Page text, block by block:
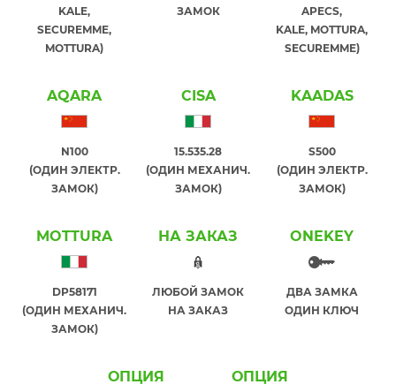
KALE,
SECUREMME,
MOTTURA)
ЗАМОК
APECS,
KALE, MOTTURA,
SECUREMME)
AQARA
N100
(ОДИН ЭЛЕКТР.
ЗАМОК)
CISA
15.535.28
(ОДИН МЕХАНИЧ.
ЗАМОК)
KAADAS
S500
(ОДИН ЭЛЕКТР.
ЗАМОК)
MOTTURA
DP58171
(ОДИН МЕХАНИЧ.
ЗАМОК)
НА ЗАКАЗ
ЛЮБОЙ ЗАМОК
НА ЗАКАЗ
ONEKEY
ДВА ЗАМКА
ОДИН КЛЮЧ
ОПЦИЯ ОПЦИЯ